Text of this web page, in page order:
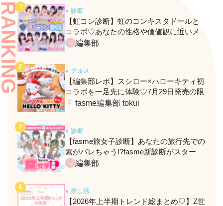
● 診断
【虹コン診断】虹のコンキスタドールと
コラボ♡あなたの性格や価値観に近いメ
ンバーがわかる、fasmeの新診断がスター
編集部
● グルメ
【編集部レポ】スシロー×ハローキティ初
コラボを一足先に体験♡7月29日発売の限
定メニュー＆グッズをレポ！
fasme編集部 tokui
● 診断
【fasme旅女子診断】あなたの旅行先での
素がバレちゃう!?fasme新診断がスター
ト！編集部
● 推し活
【2026年上半期トレンド総まとめ♡】Z世